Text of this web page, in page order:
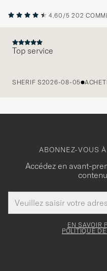
4.60/5 202
Top service
SHERIF S2026-08-05
ABONNEZ-VOUS
Accédez en avant-
de
courrier
Merci
pour
EN SAVOIR
POLITIQUE